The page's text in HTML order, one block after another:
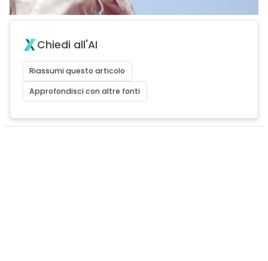
Chiedi all'AI
Riassumi questo articolo
Approfondisci con altre fonti